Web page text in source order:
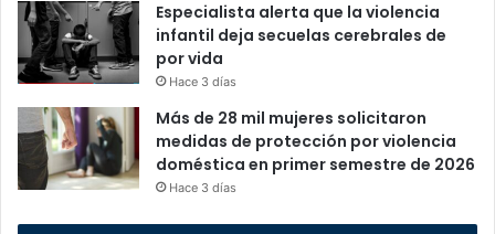
Especialista alerta que la violencia
infantil deja secuelas cerebrales de
por vida
Hace 3 días
Más de 28 mil mujeres solicitaron
medidas de protección por violencia
doméstica en primer semestre de 2026
Hace 3 días